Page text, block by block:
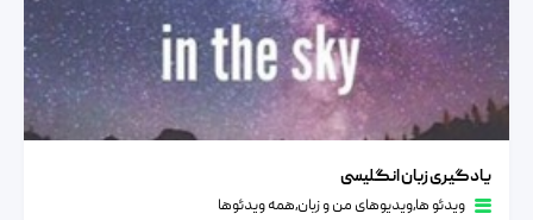
یادگیری زبان انگلیسی
ویدئو ها٫ویدیوهای من و زبان٫همه ویدئوها